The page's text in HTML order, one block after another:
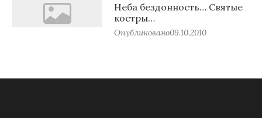
Неба бездонность… Святые
костры…
Опубликовано09.10.2010